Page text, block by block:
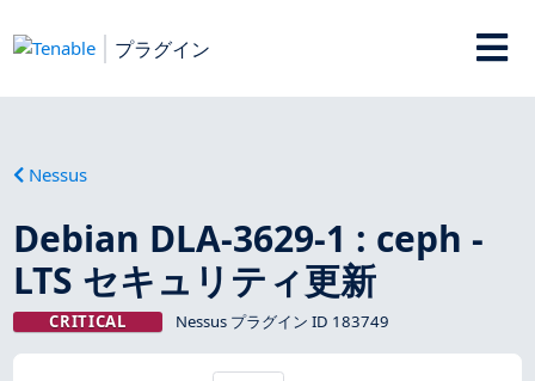
プラグイン
Nessus
Debian DLA-3629-1 : ceph -
LTS セキュリティ更新
CRITICAL Nessus プラグイン ID 183749